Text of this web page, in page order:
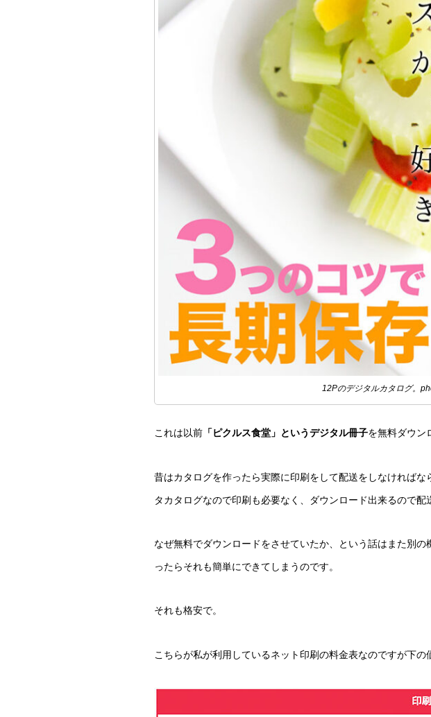
12Pのデジタルカタログ。
これは以前 「ピクルス食堂」というデジタル冊子を無料ダウン
昔はカタログを作ったら実際に印刷をして配送をしなければ
タカタログなので印刷も必要なく、ダウンロード出来るので配
なぜ無料でダウンロードをさせていたか、という話はまた別
ったらそれも簡単にできてしまうのです。
それも格安で。
こちらが私が利用しているネット印刷の料金表なのですが下の